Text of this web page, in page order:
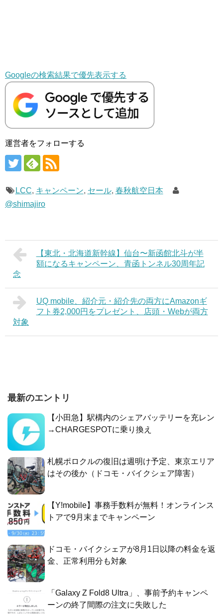
Googleの検索結果で優先表示する
運営者をフォローする
LCC, キャンペーン, セール, 春秋航空日本
@shimajiro
【東北・北海道新幹線】仙台〜新函館北斗が半
額になるキャンペーン、青函トンネル30周年記
念
UQ mobile、紹介元・紹介先の両方にAmazonギ
フト券2,000円をプレゼント、店頭・Webが両方
対象
最新のエントリ
【小田急】駅構内のシェアバッテリーを充レン
→CHARGESPOTに乗り換え
札幌ポロクルの復旧は週明け予定、東京エリア
はその後か（ドコモ・バイクシェア障害）
【Y!mobile】事務手数料が無料！オンラインス
トアで9月末までキャンペーン
ドコモ・バイクシェアが8月1日以降の料金を返
金、正常利用分も対象
「Galaxy Z Fold8 Ultra」、事前予約キャンペ
ーンの終了間際の注文に失敗した